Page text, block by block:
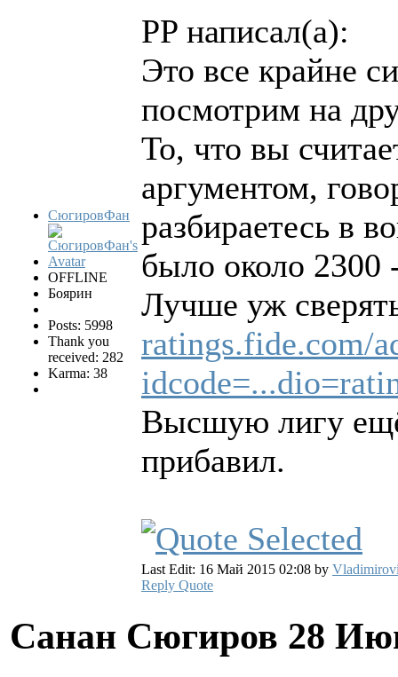
СюгировФан
OFFLINE
Боярин
Posts: 5998
Thank you
received: 282
Karma: 38
PP написал(а):
Это все крайне
посмотрим на
То, что вы
аргументом,
разбираетесь в
было около 2300
Лучше уж
ratings.fide.com/
Высшую лигу
прибавил.
Last Edit: 16 Май 2015 02:08 by
Reply Quote
Санан Сюгиров 28